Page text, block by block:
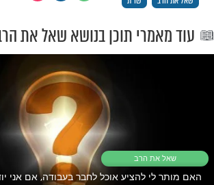
עדיין תקוע? כנראה שזה מה